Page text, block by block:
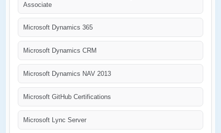
Associate
Microsoft Dynamics 365
Microsoft Dynamics CRM
Microsoft Dynamics NAV 2013
Microsoft GitHub Certifications
Microsoft Lync Server